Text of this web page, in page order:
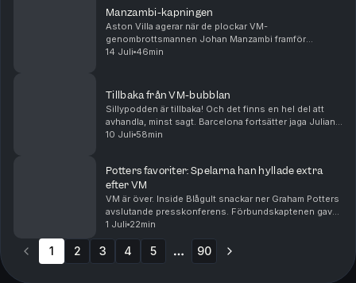
Manzambi-kapningen
Aston Villa agerar när de plockar VM-
genombrottsmannen Johan Manzambi framför
ögonen på Newcastle, som ser ut att gå mot en
14 Juli 46min
Tillbaka från VM-bubblan
Sillypodden är tillbaka! Och det finns en hel del att
avhandla, minst sagt. Barcelona fortsätter jaga Julian
Alvarez, Real Madrid har värvat allt möjligt
10 Juli 58min
Potters favoriter: Spelarna han hyllade extra
efter VM
VM är över. Inside Blågult snackar ner Graham Potters
avslutande presskonferens. Förbundskaptenen gav
ett löfte om att han tränar Sverige fram till EM 2028.
Vågar man lita på det? Dessutom gav Potter ...
1 Juli 22min
1 2 3 4 5 90